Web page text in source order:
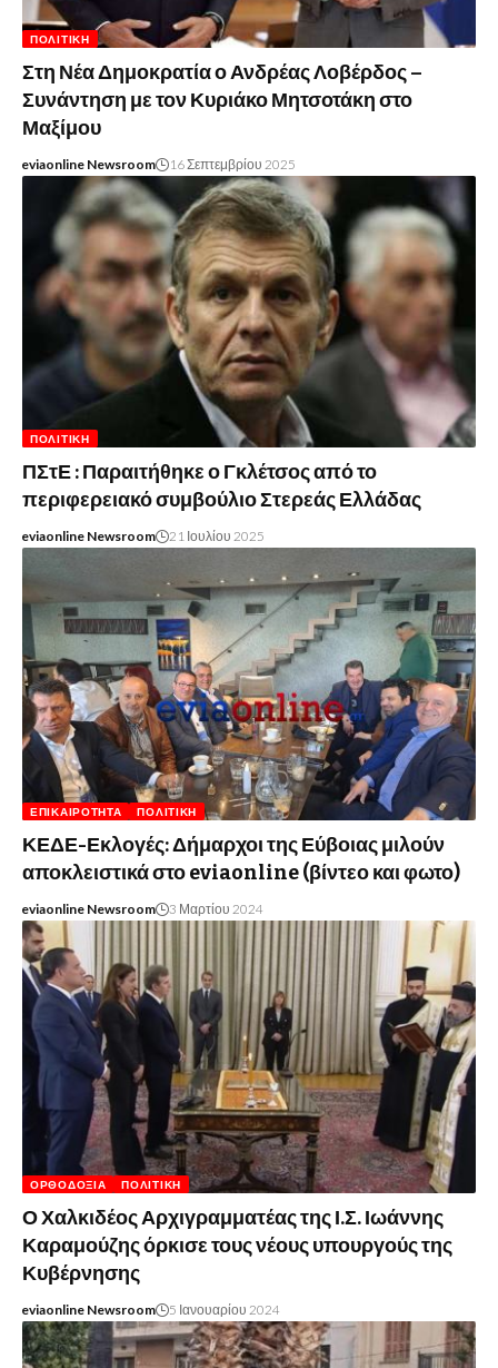
ΠΟΛΙΤΙΚΉ
Στη Νέα Δημοκρατία ο Ανδρέας Λοβέρδος –
Συνάντηση με τον Κυριάκο Μητσοτάκη στο
Μαξίμου
eviaonline Newsroom 16 Σεπτεμβρίου 2025
ΠΟΛΙΤΙΚΉ
ΠΣτΕ : Παραιτήθηκε ο Γκλέτσος από το
περιφερειακό συμβούλιο Στερεάς Ελλάδας
eviaonline Newsroom 21 Ιουλίου 2025
ΕΠΙΚΑΙΡΌΤΗΤΑ ΠΟΛΙΤΙΚΉ
ΚΕΔΕ-Εκλογές: Δήμαρχοι της Εύβοιας μιλούν
αποκλειστικά στο eviaonline (βίντεο και φωτο)
eviaonline Newsroom 3 Μαρτίου 2024
ΟΡΘΟΔΟΞΊΑ ΠΟΛΙΤΙΚΉ
Ο Χαλκιδέος Αρχιγραμματέας της Ι.Σ. Ιωάννης
Καραμούζης όρκισε τους νέους υπουργούς της
Κυβέρνησης
eviaonline Newsroom 5 Ιανουαρίου 2024